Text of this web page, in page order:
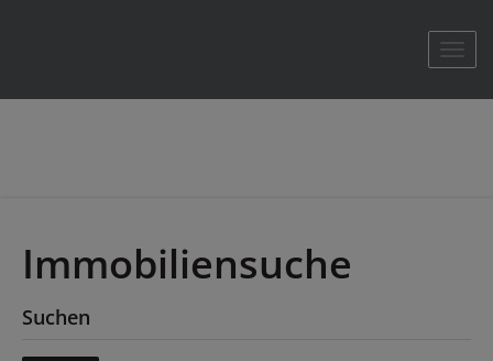
Immobiliensuche
Suchen